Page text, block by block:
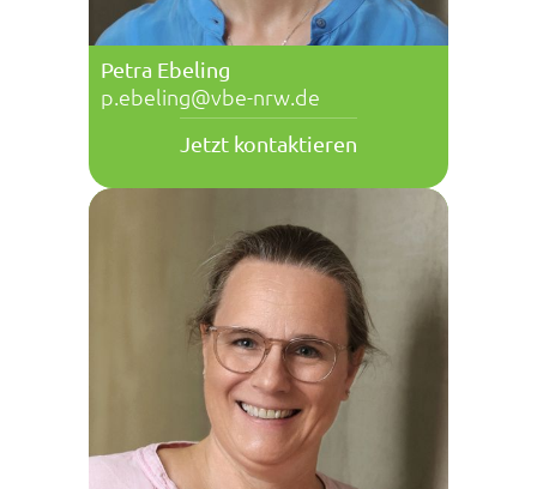
Petra Ebeling
p.ebeling@vbe-nrw.de
Jetzt kontaktieren